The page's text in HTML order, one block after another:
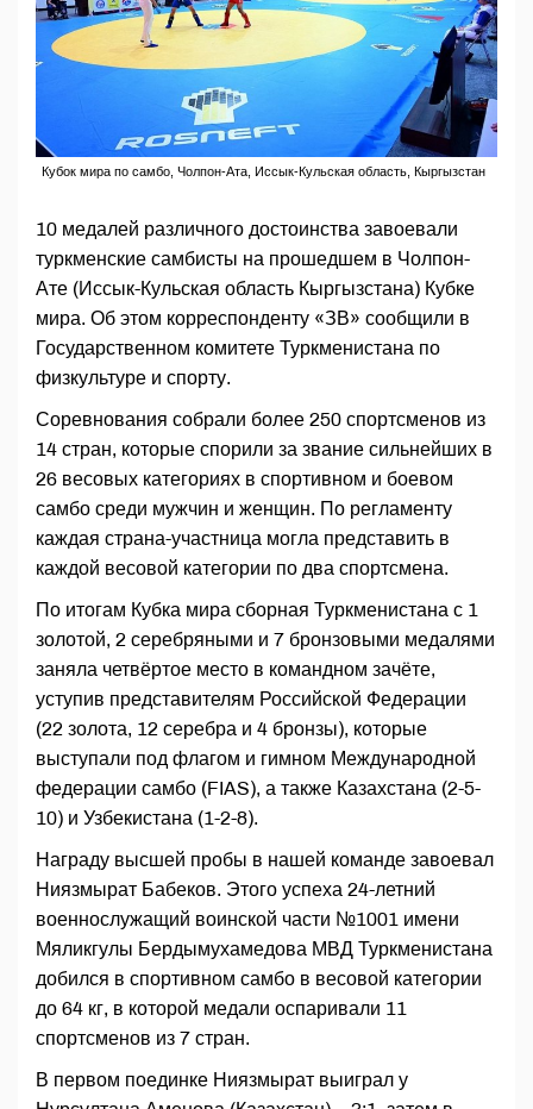
Кубок мира по самбо, Чолпон-Ата, Иссык-Кульская область, Кыргызстан
10 медалей различного достоинства завоевали
туркменские самбисты на прошедшем в Чолпон-
Ате (Иссык-Кульская область Кыргызстана) Кубке
мира. Об этом корреспонденту «ЗВ» сообщили в
Государственном комитете Туркменистана по
физкультуре и спорту.
Соревнования собрали более 250 спортсменов из
14 стран, которые спорили за звание сильнейших в
26 весовых категориях в спортивном и боевом
самбо среди мужчин и женщин. По регламенту
каждая страна-участница могла представить в
каждой весовой категории по два спортсмена.
По итогам Кубка мира сборная Туркменистана с 1
золотой, 2 серебряными и 7 бронзовыми медалями
заняла четвёртое место в командном зачёте,
уступив представителям Российской Федерации
(22 золота, 12 серебра и 4 бронзы), которые
выступали под флагом и гимном Международной
федерации самбо (FIAS), а также Казахстана (2-5-
10) и Узбекистана (1-2-8).
Награду высшей пробы в нашей команде завоевал
Ниязмырат Бабеков. Этого успеха 24-летний
военнослужащий воинской части №1001 имени
Мяликгулы Бердымухамедова МВД Туркменистана
добился в спортивном самбо в весовой категории
до 64 кг, в которой медали оспаривали 11
спортсменов из 7 стран.
В первом поединке Ниязмырат выиграл у